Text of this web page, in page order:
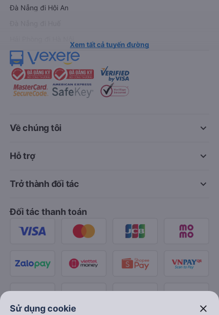
Đà Nẵng đi Hội An
Xem tất cả tuyến đường
keyboard_arrow_down
Về chúng tôi
keyboard_arrow_down
Hỗ trợ
keyboard_arrow_down
Trở thành đối tác
Đối tác thanh toán
Sử dụng cookie close